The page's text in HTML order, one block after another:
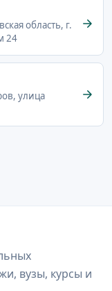
область, г.
24
улица
вузы, курсы и